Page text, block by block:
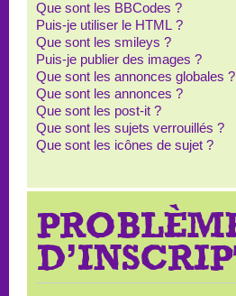
Que sont les BBCodes ?
Puis-je utiliser le HTML ?
Que sont les smileys ?
Puis-je publier des images ?
Que sont les annonces globales ?
Que sont les annonces ?
Que sont les post-it ?
Que sont les sujets verrouillés ?
Que sont les icônes de sujet ?